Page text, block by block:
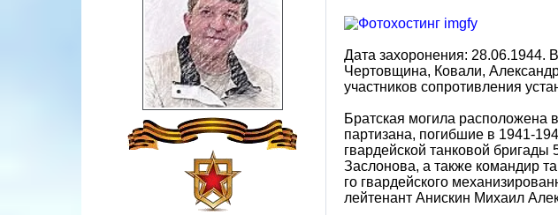
Дата захоронения: 28.06.1944.
Чертовщина, Ковали,
участников сопротивления
Братская могила расположена
партизана, погибшие в 1941-
гвардейской танковой
Заслонова, а также командир
го гвардейского
лейтенант Анискин Михаил